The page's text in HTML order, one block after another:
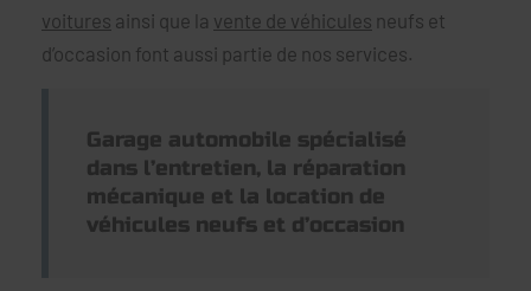
voitures ainsi que la vente de véhicules neufs et
d’occasion font aussi partie de nos services.
Garage automobile spécialisé
dans l’entretien, la réparation
mécanique et la location de
véhicules neufs et d’occasion